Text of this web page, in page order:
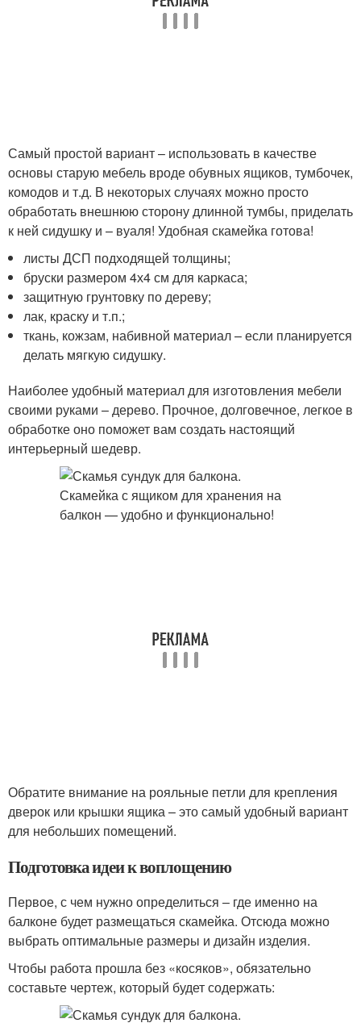
Самый простой вариант – использовать в качестве
основы старую мебель вроде обувных ящиков, тумбочек,
комодов и т.д. В некоторых случаях можно просто
обработать внешнюю сторону длинной тумбы, приделать
к ней сидушку и – вуаля! Удобная скамейка готова!
листы ДСП подходящей толщины;
бруски размером 4х4 см для каркаса;
защитную грунтовку по дереву;
лак, краску и т.п.;
ткань, кожзам, набивной материал – если планируется
делать мягкую сидушку.
Наиболее удобный материал для изготовления мебели
своими руками – дерево. Прочное, долговечное, легкое в
обработке оно поможет вам создать настоящий
интерьерный шедевр.
Обратите внимание на рояльные петли для крепления
дверок или крышки ящика – это самый удобный вариант
для небольших помещений.
Подготовка идеи к воплощению
Первое, с чем нужно определиться – где именно на
балконе будет размещаться скамейка. Отсюда можно
выбрать оптимальные размеры и дизайн изделия.
Чтобы работа прошла без «косяков», обязательно
составьте чертеж, который будет содержать: